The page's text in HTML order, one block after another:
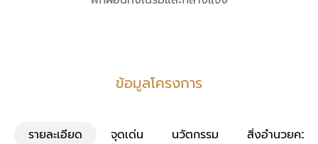
ข้อมูลโครงการ
รายละเอียด จุดเด่น นวัตกรรม สิ่งอำนวยควา